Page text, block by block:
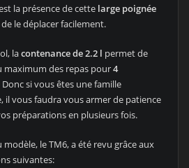
la présence de cette large poignée
le déplacer facilement.
lacontenance de 2.2 l permet de
maximum des repas pour4
Donc si vous êtes une famille
il vous faudra vous armer de patience
préparations en plusieurs fois.
modèle, le TM6, a été revu grâce aux
suivantes: